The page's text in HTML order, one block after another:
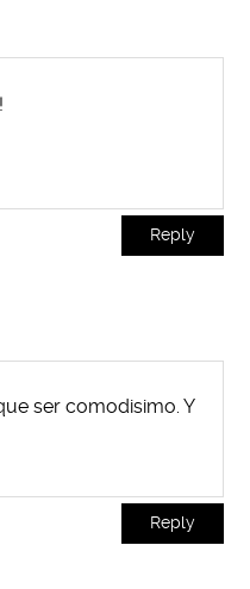
Reply
ser comodisimo. Y
Reply